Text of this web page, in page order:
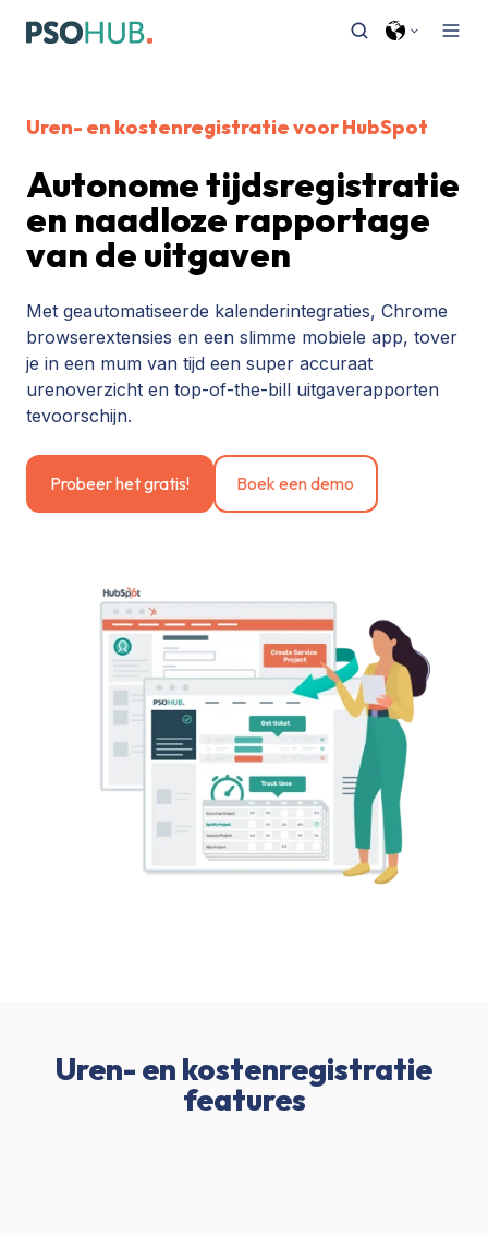
Uren- en kostenregistratie voor HubSpot
Autonome tijdsregistratie
en naadloze rapportage
van de uitgaven
Met geautomatiseerde kalenderintegraties, Chrome
browserextensies en een slimme mobiele app, tover
je in een mum van tijd een super accuraat
urenoverzicht en top-of-the-bill uitgaverapporten
tevoorschijn.
Probeer het gratis! Boek een demo
Uren- en kostenregistratie
features